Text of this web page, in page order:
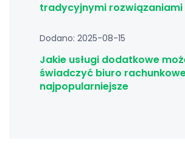
tradycyjnymi rozwiązaniami
Dodano: 2025-08-15
Jakie usługi dodatkowe
świadczyć biuro
najpopularniejsze